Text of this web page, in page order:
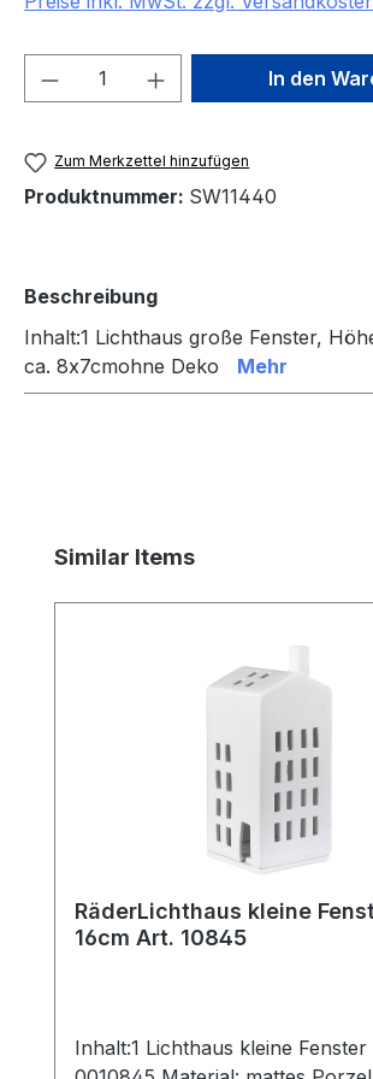
Produkt Anzahl: Gib den
In den
Zum Merkzettel hinzufügen
Produktnummer: SW11440
Beschreibung
Inhalt:1 Lichthaus große Fenster,
ca. 8x7cmohne Deko Mehr
Produktgalerie überspringen
Similar Items
RäderLichthaus kleine
16cm Art. 10845
Inhalt:1 Lichthaus kleine